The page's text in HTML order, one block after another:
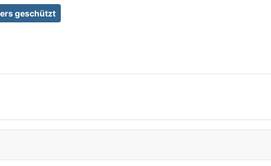
geschützt